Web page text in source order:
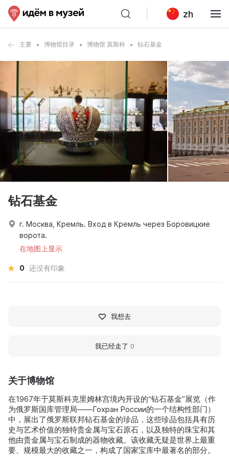
zh
主要 博物馆目录 博物馆 莫斯科 钻石基金
关于博物馆
在1967年于莫斯科克里姆林宫境内开设的“钻石基金”展览（作
为俄罗斯国库管理局——Гохран России的一个结构性部门）
中，展出了俄罗斯联邦钻石基金的珍品，这些珍品包括具有历
史与艺术价值的独特贵金属与宝石原石，以及独特的珠宝和其
他由贵金属与宝石制成的器物收藏。该收藏无疑是世界上最重
要、规模最大的收藏之一，构成了国家宝库中最著名的部分。
钻石基金
г. Москва, Кремль. Вход в Кремль через Боровицкие
ворота.
在地图上显示
0 还没有印象
我想去
我已经走了 0